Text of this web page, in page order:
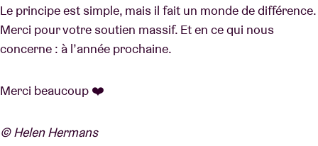
Le principe est simple, mais il fait un monde de différence.
Merci pour votre soutien massif. Et en ce qui nous
concerne : à l’année prochaine.
Merci beaucoup ❤️
© Helen Hermans